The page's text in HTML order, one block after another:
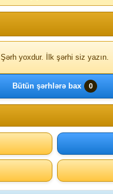
Şərh yoxdur. İlk şərhi siz yazın.
Bütün şərhlərə bax 0